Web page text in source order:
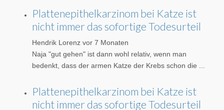
Plattenepithelkarzinom bei Katze ist
nicht immer das sofortige Todesurteil
Hendrik Lorenz vor 7 Monaten
Naja "gut gehen" ist dann wohl relativ, wenn man
bedenkt, dass der armen Katze der Krebs schon die ...
Plattenepithelkarzinom bei Katze ist
nicht immer das sofortige Todesurteil